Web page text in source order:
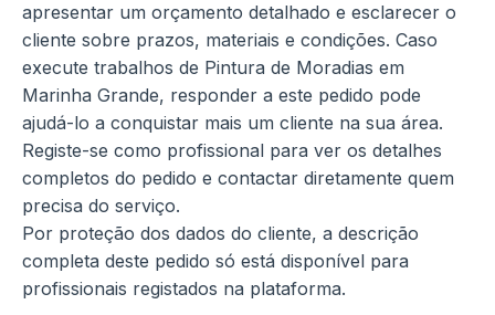
apresentar um orçamento detalhado e esclarecer o
cliente sobre prazos, materiais e condições. Caso
execute trabalhos de Pintura de Moradias em
Marinha Grande, responder a este pedido pode
ajudá-lo a conquistar mais um cliente na sua área.
Registe-se como profissional para ver os detalhes
completos do pedido e contactar diretamente quem
precisa do serviço.
Por proteção dos dados do cliente, a descrição
completa deste pedido só está disponível para
profissionais registados na plataforma.